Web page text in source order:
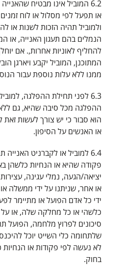
6.2 המוביל אינו מבטיח
או תפעל לפי מסלול או לוח
ולמוביל תהיה הזכות לשנות או
הנמלים בהם תעגון האנייה, או
להחליף לאוניות אחרות,. אם
המתוכנן, המוביל יקבע ויארגן
ממנו ללא עלות נוספת עבור
6.3 לפני תחילת ההפלגה,
ההפלגה מכל סיבה שהיא, גם
הוא סבור כי יש צורך לעשות זאת
או האנשים על הסיפון.
6.4 למוביל או לקברניט
פקודה שהיא או הנחיות כלשהן
יציאה/הגעה, נמלי עגינה,
או אחר, שניתנו על ידי ממשלה
ידי כל אדם הפועל או מתיימר
כלשהי או כל מחלקה שלה, או על
סיכונים לפרוץ מלחמה, הפועל
שלתחומה כלי השייט יוכל
לא נעשה לפי פקודות או הנחיות
בחוק.